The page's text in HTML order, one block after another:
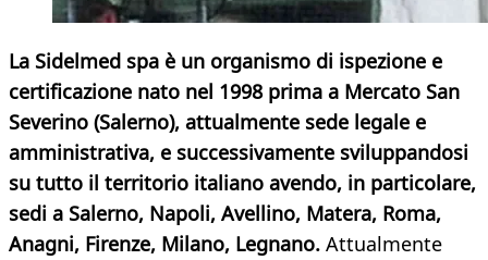
La Sidelmed spa è un organismo di ispezione e
certificazione nato nel 1998 prima a Mercato San
Severino (Salerno), attualmente sede legale e
amministrativa, e successivamente sviluppandosi
su tutto il territorio italiano avendo, in particolare,
sedi a Salerno, Napoli, Avellino, Matera, Roma,
Anagni, Firenze, Milano, Legnano. Attualmente